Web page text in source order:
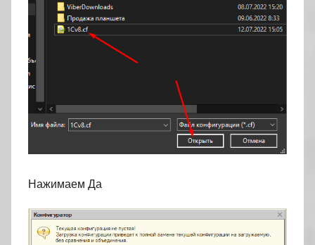
Нажимаем Да